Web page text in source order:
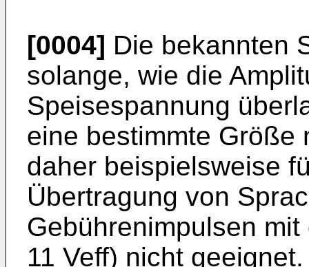
[0004] Die bekannten
solange, wie die
Speisespannung
eine bestimmte Größe
daher beispielsweise
Übertragung von
Gebührenimpulsen
11 Veff) nicht